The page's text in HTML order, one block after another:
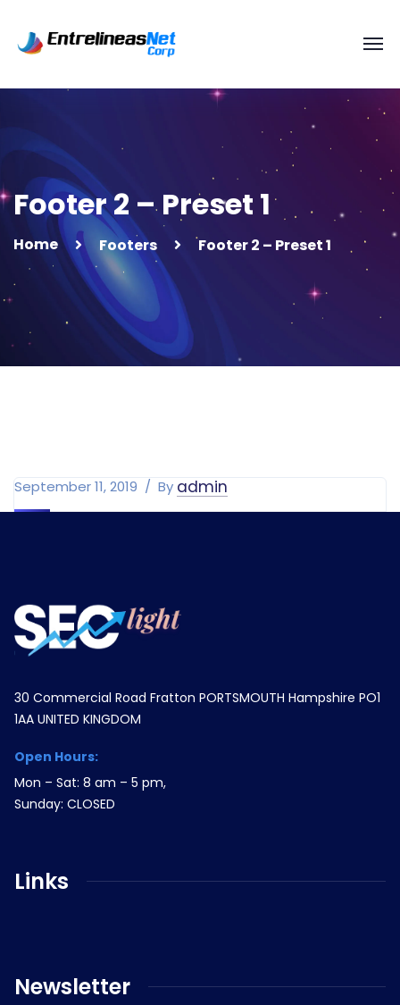
Footer 2 – Preset 1
Home Footers Footer 2 – Preset 1
September 11, 2019 By admin
30 Commercial Road Fratton PORTSMOUTH Hampshire PO1
1AA UNITED KINGDOM
Open Hours:
Mon – Sat: 8 am – 5 pm,
Sunday: CLOSED
Links
Newsletter